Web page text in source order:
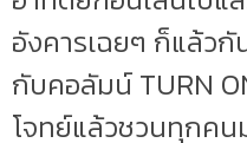
อังคารเฉยๆ ก็แล้ว
กับคอลัมน์ TURN
โจทย์แล้วชวนทุกคน